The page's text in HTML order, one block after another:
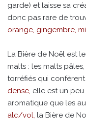
garde) et laisse sa
donc pas rare de
orange, gingembre,
La Bière de Noël est
malts : les malts
torréfiés qui
dense, elle est un
aromatique que les
alc/vol, la Bière de